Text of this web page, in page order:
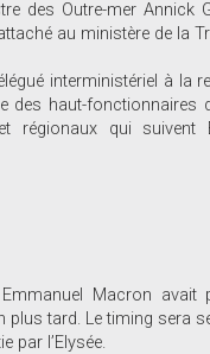
des Outre-mer Annick
au ministère de la
interministériel à la
des haut-fonctionnaires
régionaux qui suivent
Macron
tard. Le timing sera
par l’Elysée.